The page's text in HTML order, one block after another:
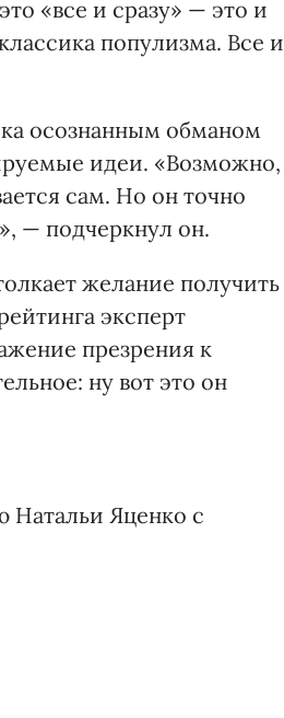
«все и сразу» — это и
популизма. Все и
осознанным обманом
идеи. «Возможно,
сам. Но он точно
— подчеркнул он.
желание получить
эксперт
презрения к
ну вот это он
Натальи Яценко с